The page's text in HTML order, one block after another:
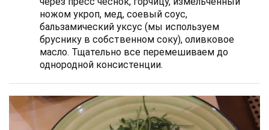
ножом укроп, мед, соевый соус,
бальзамический уксус (мы используем
бруснику в собственном соку), оливковое
масло. Тщательно все перемешиваем до
однородной консистенции.